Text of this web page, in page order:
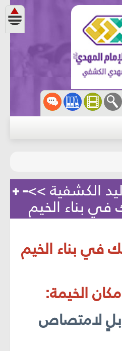
الكشفية >>
بناء الخيم
في بناء الخيم
الخيمة:
لامتصاص